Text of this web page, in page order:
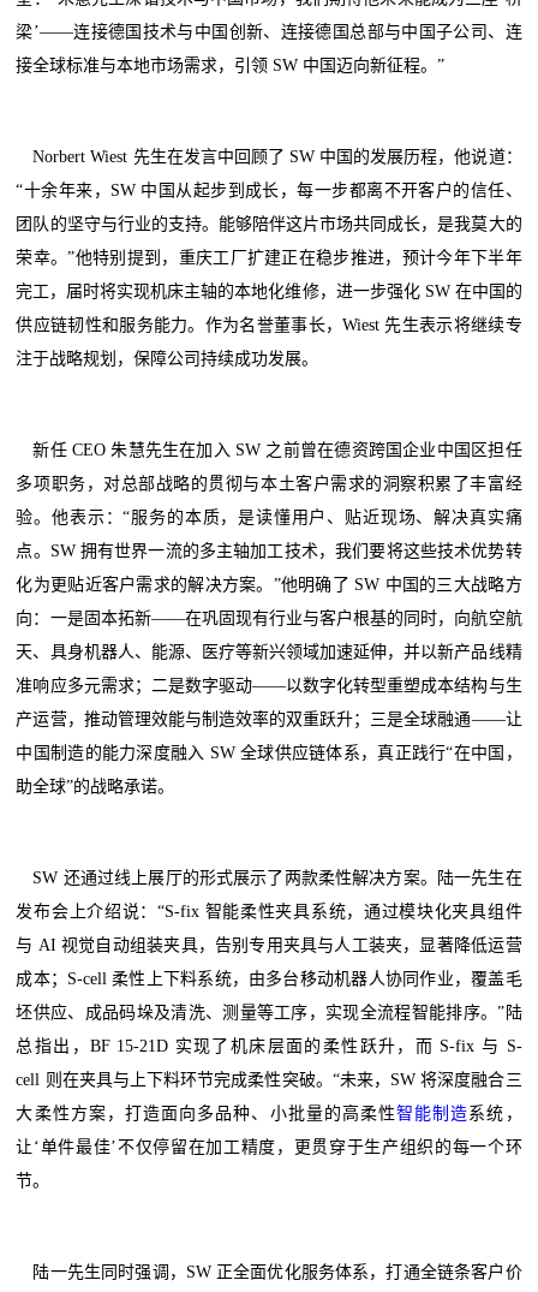
梁’——连接德国技术与中国创新、连接德国总部与中国子公司、连
接全球标准与本地市场需求，引领 SW 中国迈向新征程。”
Norbert Wiest 先生在发言中回顾了 SW 中国的发展历程，他说道：
“十余年来，SW 中国从起步到成长，每一步都离不开客户的信任、
团队的坚守与行业的支持。能够陪伴这片市场共同成长，是我莫大的
荣幸。”他特别提到，重庆工厂扩建正在稳步推进，预计今年下半年
完工，届时将实现机床主轴的本地化维修，进一步强化 SW 在中国的
供应链韧性和服务能力。作为名誉董事长，Wiest 先生表示将继续专
注于战略规划，保障公司持续成功发展。
新任 CEO 朱慧先生在加入 SW 之前曾在德资跨国企业中国区担任
多项职务，对总部战略的贯彻与本土客户需求的洞察积累了丰富经
验。他表示：“服务的本质，是读懂用户、贴近现场、解决真实痛
点。SW 拥有世界一流的多主轴加工技术，我们要将这些技术优势转
化为更贴近客户需求的解决方案。”他明确了 SW 中国的三大战略方
向：一是固本拓新——在巩固现有行业与客户根基的同时，向航空航
天、具身机器人、能源、医疗等新兴领域加速延伸，并以新产品线精
准响应多元需求；二是数字驱动——以数字化转型重塑成本结构与生
产运营，推动管理效能与制造效率的双重跃升；三是全球融通——让
中国制造的能力深度融入 SW 全球供应链体系，真正践行“在中国，
助全球”的战略承诺。
SW 还通过线上展厅的形式展示了两款柔性解决方案。陆一先生在
发布会上介绍说：“S-fix 智能柔性夹具系统，通过模块化夹具组件
与 AI 视觉自动组装夹具，告别专用夹具与人工装夹，显著降低运营
成本；S-cell 柔性上下料系统，由多台移动机器人协同作业，覆盖毛
坯供应、成品码垛及清洗、测量等工序，实现全流程智能排序。”陆
总指出，BF 15-21D 实现了机床层面的柔性跃升，而 S-fix 与 S-
cell 则在夹具与上下料环节完成柔性突破。“未来，SW 将深度融合三
大柔性方案，打造面向多品种、小批量的高柔性智能制造系统，
让‘单件最佳’不仅停留在加工精度，更贯穿于生产组织的每一个环
节。
陆一先生同时强调，SW 正全面优化服务体系，打通全链条客户价